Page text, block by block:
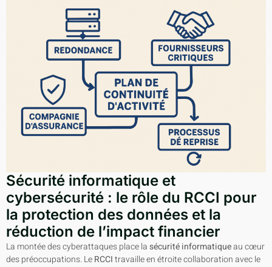
Sécurité informatique et
cybersécurité : le rôle du RCCI pour
la protection des données et la
réduction de l’impact financier
La montée des cyberattaques place lasécurité informatiqueau cœur
des préoccupations. LeRCCItravaille en étroite collaboration avec le